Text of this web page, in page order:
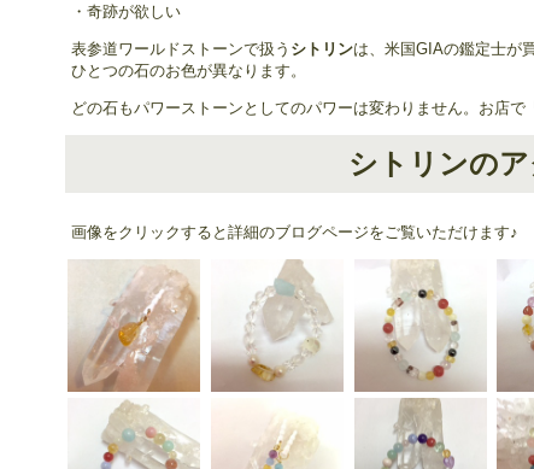
・奇跡が欲しい
表参道ワールドストーンで扱う シトリンは、米国GIAの鑑定士が
ひとつの石のお色が異なります。
どの石もパワーストーンとしてのパワーは変わりません。お店で
シトリンの
画像をクリックすると詳細のブログページをご覧いただけます♪